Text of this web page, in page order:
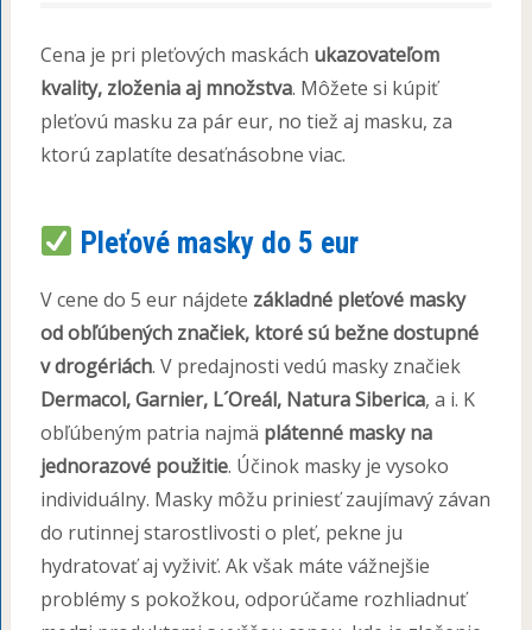
Cena je pri pleťových maskách ukazovateľom
kvality, zloženia aj množstva. Môžete si kúpiť
pleťovú masku za pár eur, no tiež aj masku, za
ktorú zaplatíte desaťnásobne viac.
Pleťové masky do 5 eur
V cene do 5 eur nájdete základné pleťové masky
od obľúbených značiek, ktoré sú bežne dostupné
v drogériách. V predajnosti vedú masky značiek
Dermacol, Garnier, L´Oreál, Natura Siberica, a i. K
obľúbeným patria najmä plátenné masky na
jednorazové použitie. Účinok masky je vysoko
individuálny. Masky môžu priniesť zaujímavý závan
do rutinnej starostlivosti o pleť, pekne ju
hydratovať aj vyživiť. Ak však máte vážnejšie
problémy s pokožkou, odporúčame rozhliadnuť